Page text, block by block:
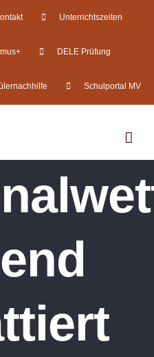
Unterrichtszeiten
DELE Prüfung
Schulportal MV